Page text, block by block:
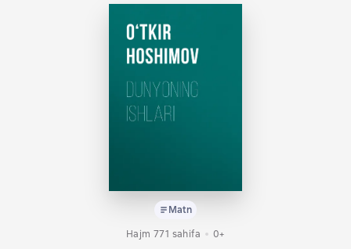
Matn
Hajm 771 sahifa
0+